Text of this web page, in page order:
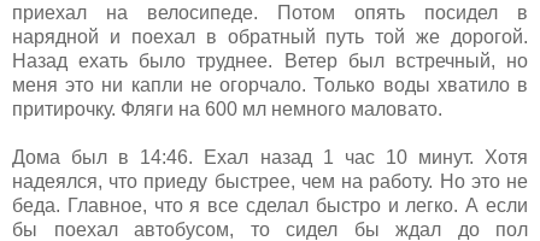
приехал на велосипеде. Потом опять посидел в
нарядной и поехал в обратный путь той же дорогой.
Назад ехать было труднее. Ветер был встречный, но
меня это ни капли не огорчало. Только воды хватило в
притирочку. Фляги на 600 мл немного маловато.
Дома был в 14:46. Ехал назад 1 час 10 минут. Хотя
надеялся, что приеду быстрее, чем на работу. Но это не
беда. Главное, что я все сделал быстро и легко. А если
бы поехал автобусом, то сидел бы ждал до пол